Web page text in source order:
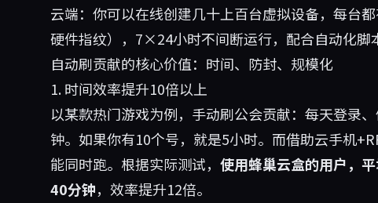
云端：你可以在线创建几十上百台虚拟设备，每台
硬件指纹），7×24小时不间断运行，配合自动化脚
自动刷贡献的核心价值：时间、防封、规模化
1. 时间效率提升10倍以上
以某款热门游戏为例，手动刷公会贡献：每天登录
钟。如果你有10个号，就是5小时。而借助云手机
能同时跑。根据实际测试， 使用蜂巢云盒的用户，
40分钟，效率提升12倍。